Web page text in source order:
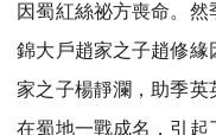
因蜀紅絲祕方喪命。
錦大戶趙家之子趙修
家之子楊靜瀾，助季
在蜀地一戰成名，引